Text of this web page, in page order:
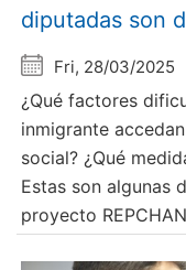
diputadas son
Fri, 28/03/2025
¿Qué factores
inmigrante
social? ¿Qué
Estas son algunas
proyecto